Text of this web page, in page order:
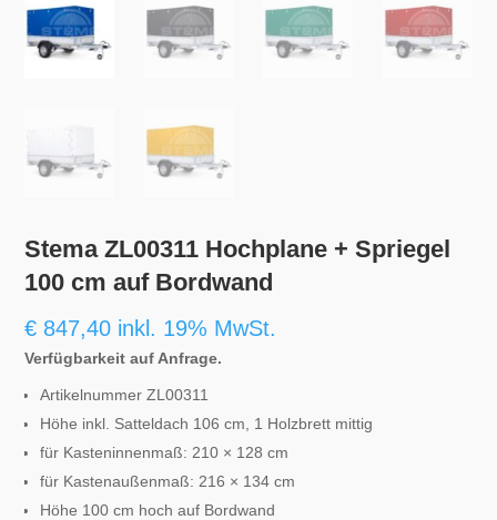
Stema ZL00311 Hochplane + Spriegel
100 cm auf Bordwand
€ 847,40 inkl. 19% MwSt.
Verfügbarkeit auf Anfrage.
Artikelnummer ZL00311
Höhe inkl. Satteldach 106 cm, 1 Holzbrett mittig
für Kasteninnenmaß: 210 × 128 cm
für Kastenaußenmaß: 216 × 134 cm
Höhe 100 cm hoch auf Bordwand